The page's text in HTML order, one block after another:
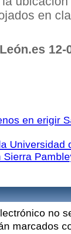
en
12-
en erigir
Universidad
no
marcados